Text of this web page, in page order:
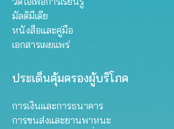
มัลติมีเดีย
หนังสือและคู่มือ
เอกสารเผยแพร่
ประเด็นคุ้มครองผู้บริโภค
การเงินและการธนาคาร
การขนส่งและยานพาหนะ